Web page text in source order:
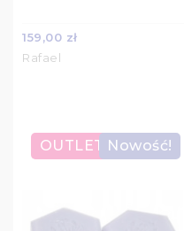
159,00 zł
Rafael
OUTLET Nowość!